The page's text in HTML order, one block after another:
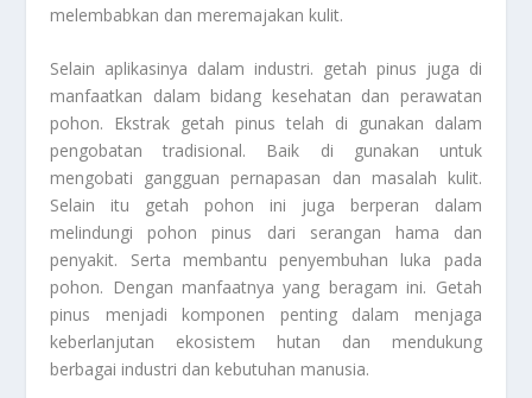
melembabkan dan meremajakan kulit.
Selain aplikasinya dalam industri. getah pinus juga di
manfaatkan dalam bidang kesehatan dan perawatan
pohon. Ekstrak getah pinus telah di gunakan dalam
pengobatan tradisional. Baik di gunakan untuk
mengobati gangguan pernapasan dan masalah kulit.
Selain itu getah pohon ini juga berperan dalam
melindungi pohon pinus dari serangan hama dan
penyakit. Serta membantu penyembuhan luka pada
pohon. Dengan manfaatnya yang beragam ini. Getah
pinus menjadi komponen penting dalam menjaga
keberlanjutan ekosistem hutan dan mendukung
berbagai industri dan kebutuhan manusia.